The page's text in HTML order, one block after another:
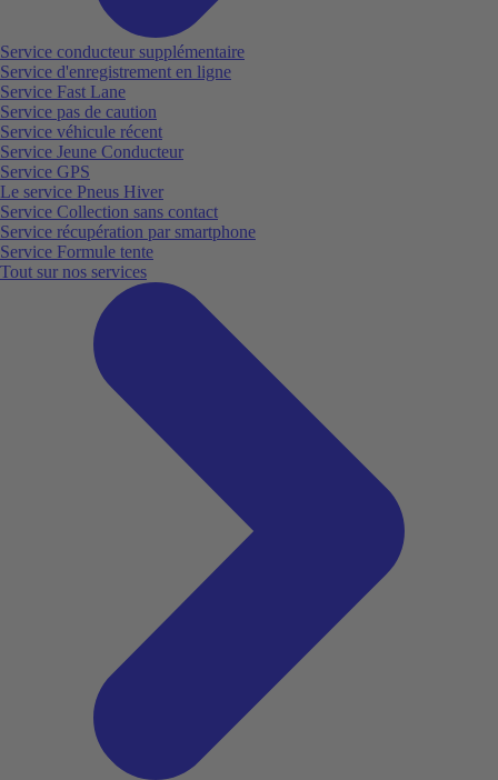
Service conducteur supplémentaire
Service d'enregistrement en ligne
Service Fast Lane
Service pas de caution
Service véhicule récent
Service Jeune Conducteur
Service GPS
Le service Pneus Hiver
Service Collection sans contact
Service récupération par smartphone
Service Formule tente
Tout sur nos services